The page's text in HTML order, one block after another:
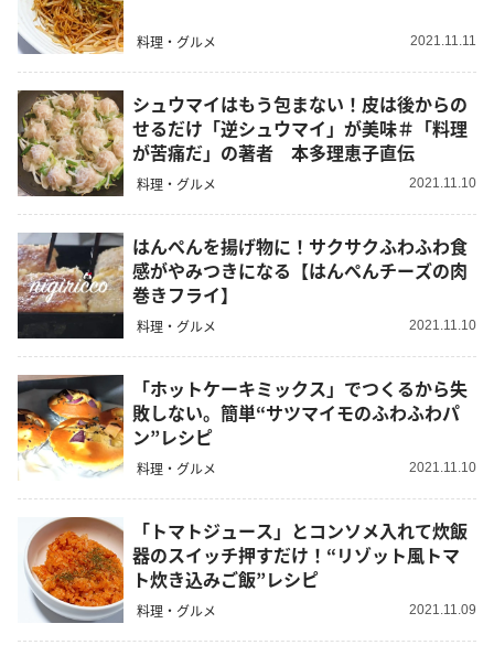
料理・グルメ 2021.11.11
シュウマイはもう包まない！皮は後からの
せるだけ「逆シュウマイ」が美味＃「料理
が苦痛だ」の著者 本多理恵子直伝
料理・グルメ 2021.11.10
はんぺんを揚げ物に！サクサクふわふわ食
感がやみつきになる【はんぺんチーズの肉
巻きフライ】
料理・グルメ 2021.11.10
「ホットケーキミックス」でつくるから失
敗しない。簡単“サツマイモのふわふわパ
ン”レシピ
料理・グルメ 2021.11.10
「トマトジュース」とコンソメ入れて炊飯
器のスイッチ押すだけ！“リゾット風トマ
ト炊き込みご飯”レシピ
料理・グルメ 2021.11.09